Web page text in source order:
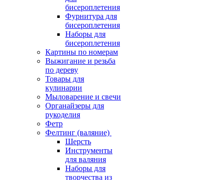
бисероплетения
Фурнитура для
бисероплетения
Наборы для
бисероплетения
Картины по номерам
Выжигание и резьба
по дереву
Товары для
кулинарии
Мыловарение и свечи
Органайзеры для
рукоделия
Фетр
Фелтинг (валяние)
Шерсть
Инструменты
для валяния
Наборы для
творчества из